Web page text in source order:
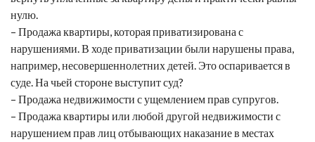
нулю.
– Продажа квартиры, которая приватизирована с
нарушениями. В ходе приватизации были нарушены права,
например, несовершеннолетних детей. Это оспаривается в
суде. На чьей стороне выступит суд?
– Продажа недвижимости с ущемлением прав супругов.
– Продажа квартиры или любой другой недвижимости с
нарушением прав лиц отбывающих наказание в местах